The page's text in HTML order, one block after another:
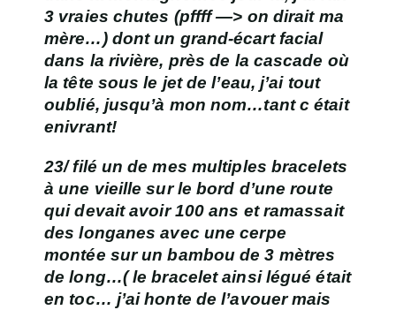
3 vraies chutes (pffff —> on dirait ma
mère…) dont un grand-écart facial
dans la rivière, près de la cascade où
la tête sous le jet de l’eau, j’ai tout
oublié, jusqu’à mon nom…tant c était
enivrant!
23/ filé un de mes multiples bracelets
à une vieille sur le bord d’une route
qui devait avoir 100 ans et ramassait
des longanes avec une cerpe
montée sur un bambou de 3 mètres
de long…( le bracelet ainsi légué était
en toc… j’ai honte de l’avouer mais